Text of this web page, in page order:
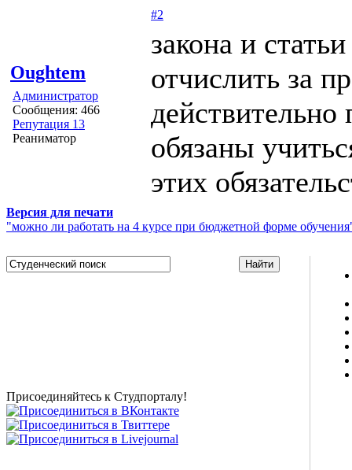
Oughtem
Администратор
Сообщения: 466
Репутация 13
Реаниматор
#2
закона и
отчислить за
действительно
обязаны
этих
Версия для печати
"можно ли работать на 4 курсе при бюджетной форме
Присоединяйтесь к Студпорталу!